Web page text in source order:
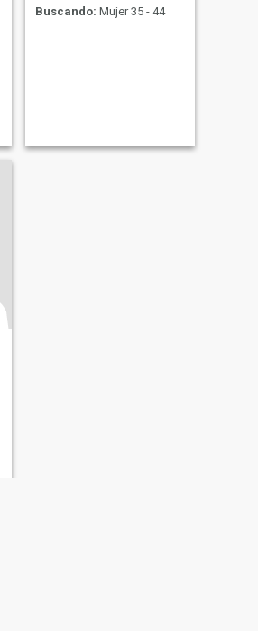
Buscando: Mujer 35 - 44